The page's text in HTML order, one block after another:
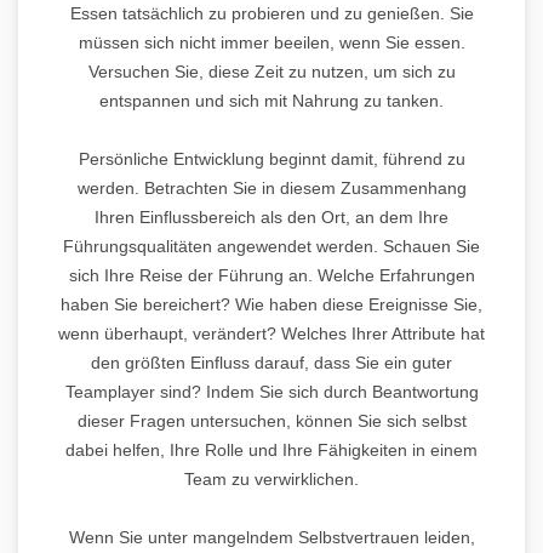
Essen tatsächlich zu probieren und zu genießen. Sie
müssen sich nicht immer beeilen, wenn Sie essen.
Versuchen Sie, diese Zeit zu nutzen, um sich zu
entspannen und sich mit Nahrung zu tanken.
Persönliche Entwicklung beginnt damit, führend zu
werden. Betrachten Sie in diesem Zusammenhang
Ihren Einflussbereich als den Ort, an dem Ihre
Führungsqualitäten angewendet werden. Schauen Sie
sich Ihre Reise der Führung an. Welche Erfahrungen
haben Sie bereichert? Wie haben diese Ereignisse Sie,
wenn überhaupt, verändert? Welches Ihrer Attribute hat
den größten Einfluss darauf, dass Sie ein guter
Teamplayer sind? Indem Sie sich durch Beantwortung
dieser Fragen untersuchen, können Sie sich selbst
dabei helfen, Ihre Rolle und Ihre Fähigkeiten in einem
Team zu verwirklichen.
Wenn Sie unter mangelndem Selbstvertrauen leiden,